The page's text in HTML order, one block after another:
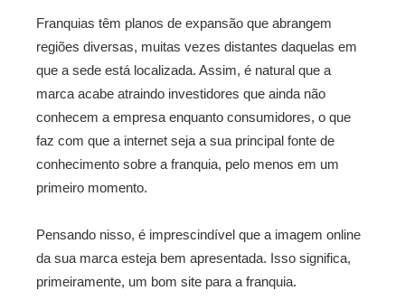
Franquias têm planos de expansão que abrangem
regiões diversas, muitas vezes distantes daquelas em
que a sede está localizada. Assim, é natural que a
marca acabe atraindo investidores que ainda não
conhecem a empresa enquanto consumidores, o que
faz com que a internet seja a sua principal fonte de
conhecimento sobre a franquia, pelo menos em um
primeiro momento.
Pensando nisso, é imprescindível que a imagem online
da sua marca esteja bem apresentada. Isso significa,
primeiramente, um bom site para a franquia.